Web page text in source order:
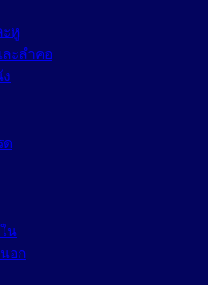
หู
ะลำคอ
ด
น
อก